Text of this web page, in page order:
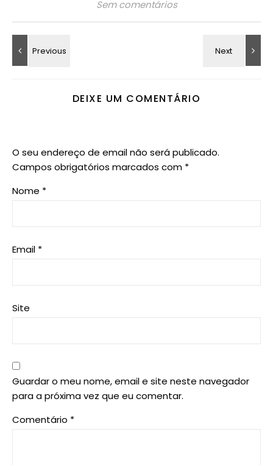
Sem comentários
DEIXE UM COMENTÁRIO
O seu endereço de email não será publicado.
Campos obrigatórios marcados com *
Nome *
Email *
Site
Guardar o meu nome, email e site neste navegador
para a próxima vez que eu comentar.
Comentário *